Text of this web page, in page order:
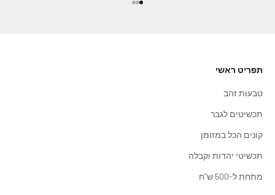
תפריט ראשי
טבעות זהב
תכשיטים לגבר
קונים הכל במזומן
תכשיטי יהדות וקבלה
מתחת ל-500 ש"ח